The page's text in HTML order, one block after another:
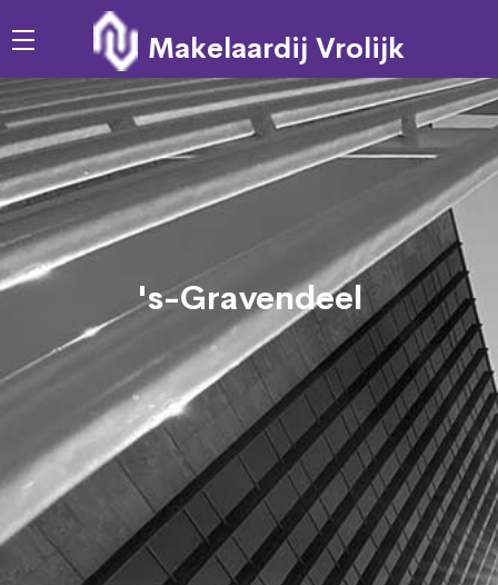
Makelaardij Vrolijk
's-Gravendeel